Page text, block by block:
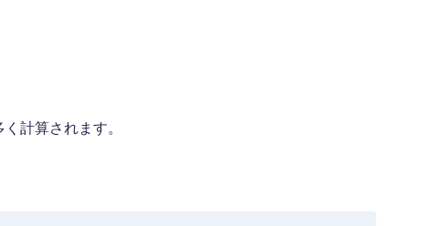
計算されます。